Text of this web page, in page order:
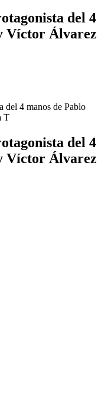
del 4
Víctor Álvarez
del 4 manos de Pablo
T
del 4
Víctor Álvarez